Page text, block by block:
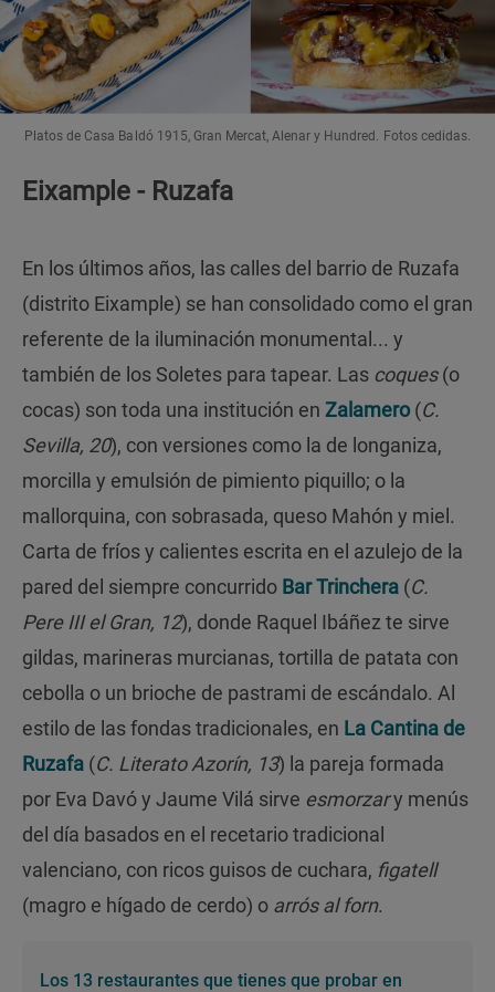
Platos de Casa Baldó 1915, Gran Mercat, Alenar y Hundred. Fotos cedidas.
Eixample - Ruzafa
En los últimos años, las calles del barrio de Ruzafa
(distrito Eixample) se han consolidado como el gran
referente de la iluminación monumental... y
también de los Soletes para tapear. Las coques(o
cocas) son toda una institución en Zalamero(C.
Sevilla, 20), con versiones como la de longaniza,
morcilla y emulsión de pimiento piquillo; o la
mallorquina, con sobrasada, queso Mahón y miel.
Carta de fríos y calientes escrita en el azulejo de la
pared del siempre concurrido Bar Trinchera (C.
Pere III el Gran, 12), donde Raquel Ibáñez te sirve
gildas, marineras murcianas, tortilla de patata con
cebolla o un brioche de pastrami de escándalo. Al
estilo de las fondas tradicionales, en La Cantina de
Ruzafa (C. Literato Azorín, 13) la pareja formada
por Eva Davó y Jaume Vilá sirve esmorzary menús
del día basados en el recetario tradicional
valenciano, con ricos guisos de cuchara, figatell
(magro e hígado de cerdo) o arrós al forn.
Los 13 restaurantes que tienes que probar en